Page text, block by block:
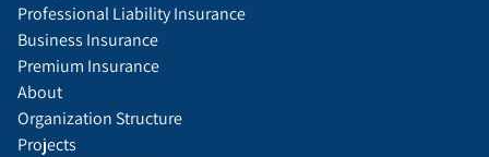
About
Organization Structure
Projects
Professional Liability Insurance
Business Insurance
Premium Insurance